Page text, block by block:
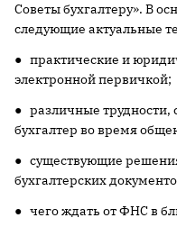
Советы бухгалтеру». В
следующие актуальные
● практические и
электронной первичкой;
● различные трудности,
бухгалтер во время
● существующие
бухгалтерских
● чего ждать от ФНС в